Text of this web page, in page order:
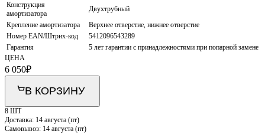
Конструкция
амортизатора
Двухтрубный
Крепление амортизатора
Верхнее отверстие, нижнее отверстие
Номер EAN/Штрих-код
5412096543289
Гарантия
5 лет гарантии с принадлежностями при попарной замене
ЦЕНА
6 050₽
В КОРЗИНУ
8 ШТ
Доставка: 14 августа (пт)
Самовывоз: 14 августа (пт)